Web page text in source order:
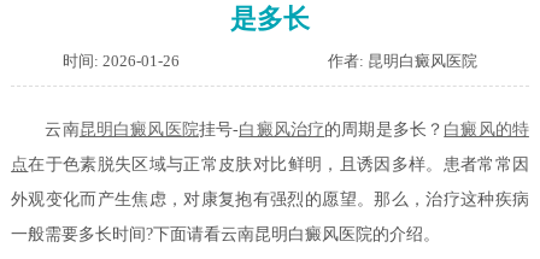
是多长
时间: 2026-01-26 作者: 昆明白癜风医院
云南昆明白癜风医院挂号-白癜风治疗的周期是多长？ 白癜风的特
点在于色素脱失区域与正常皮肤对比鲜明，且诱因多样。患者常常因
外观变化而产生焦虑，对康复抱有强烈的愿望。那么，治疗这种疾病
一般需要多长时间?下面请看云南昆明白癜风医院的介绍。